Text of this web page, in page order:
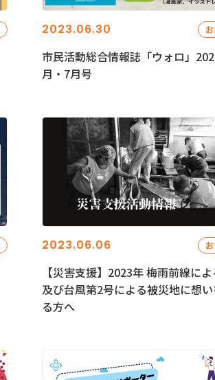
2023.06.30
市民活動総合情報誌「ウォロ」
月・7月号
2023.06.06
【災害支援】2023年 梅雨前線に
及び台風第2号による被災地に想
る方へ